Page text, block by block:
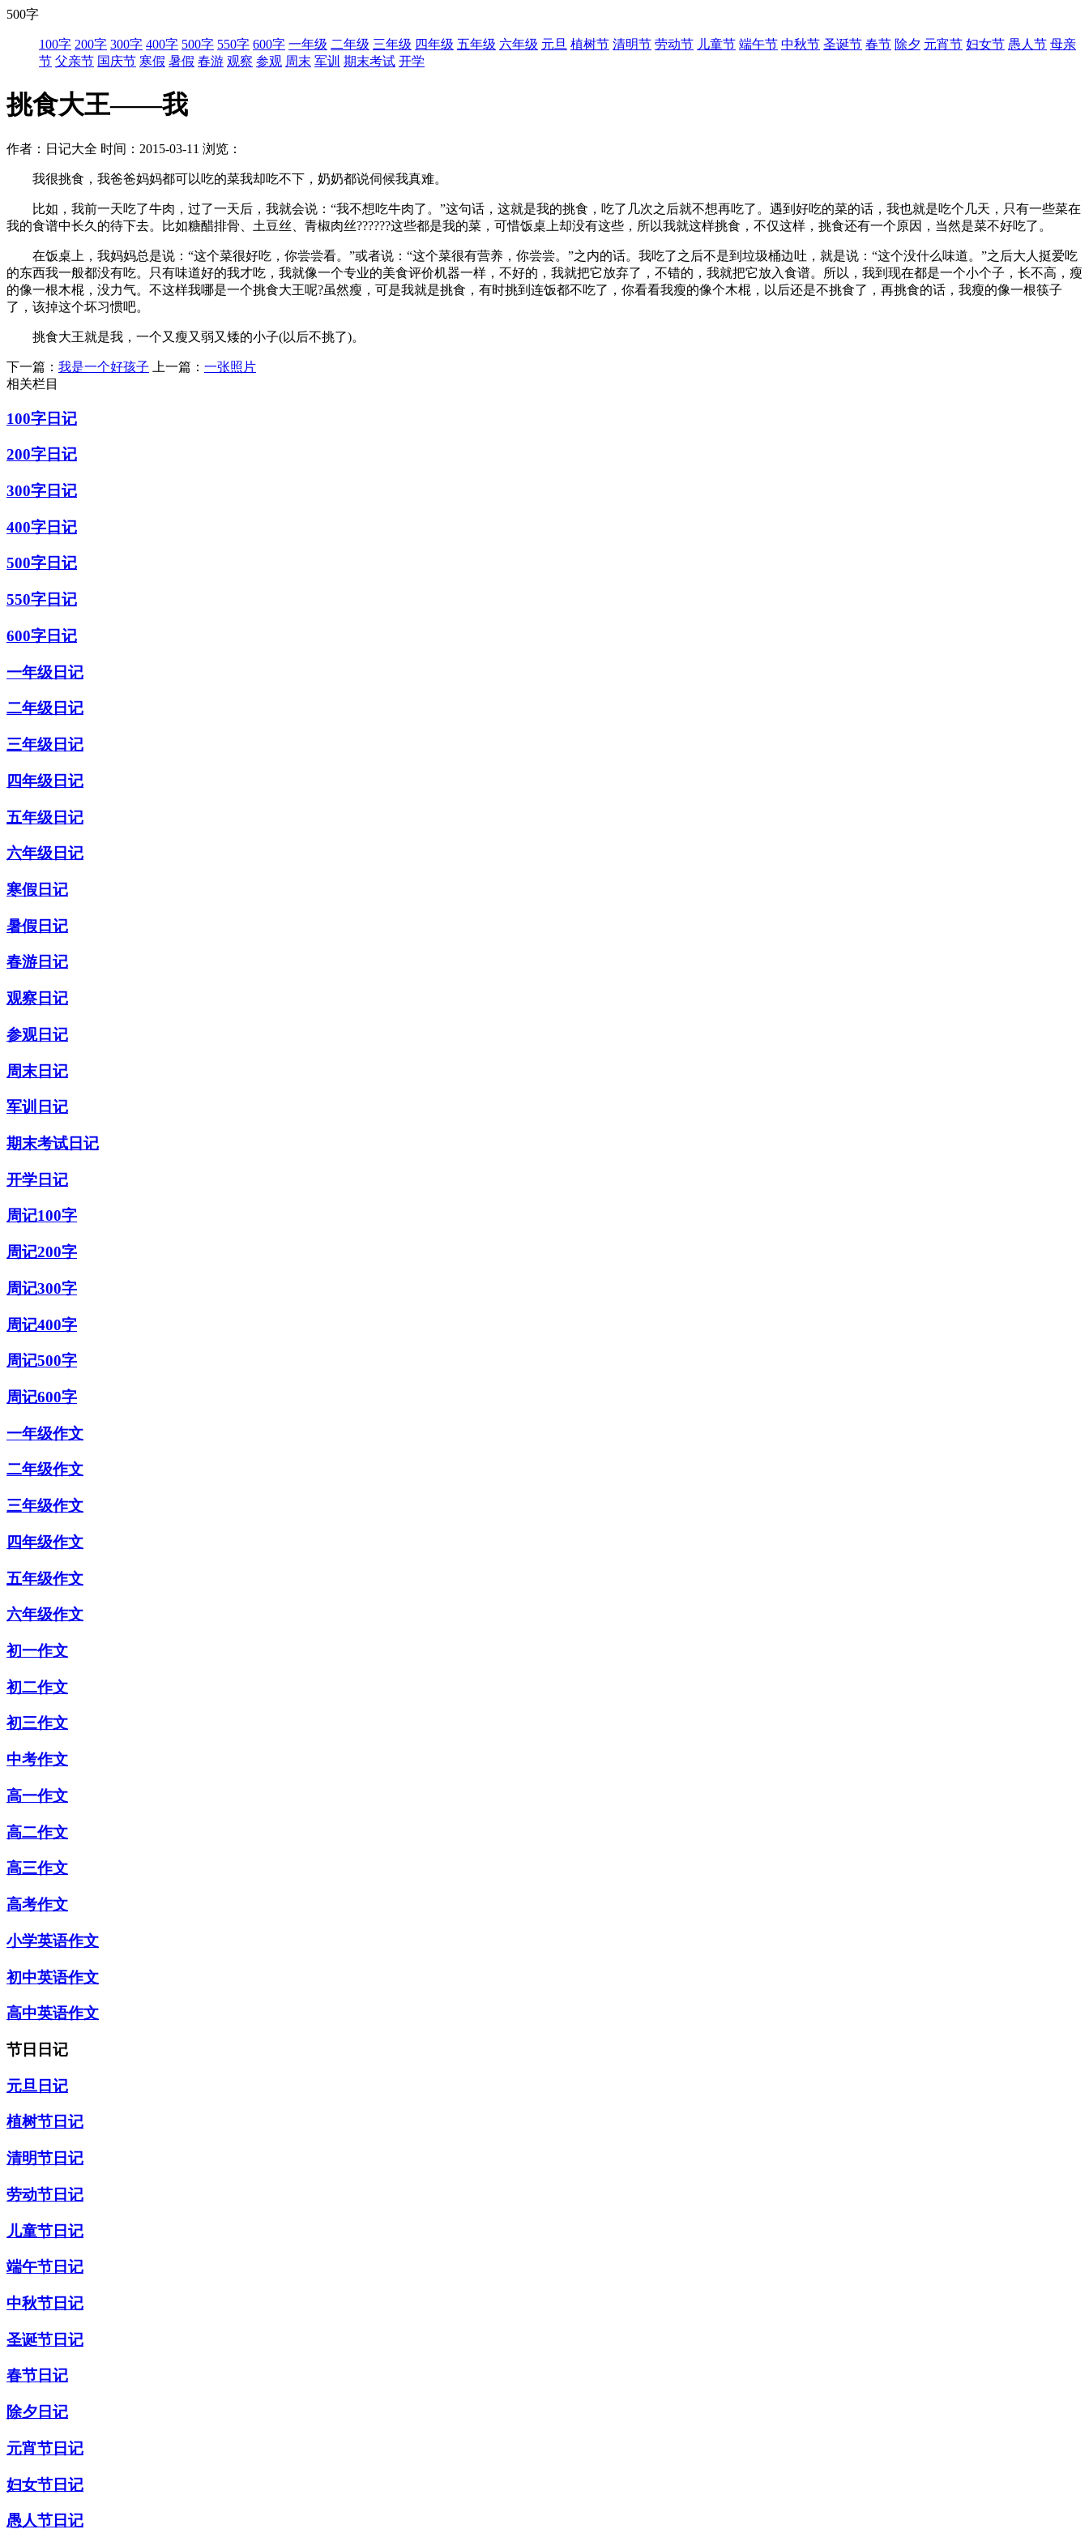
500字
100字 200字 300字 400字 500字 550字 600字 一年级 二年级 三年级 四年级 五年级 六年级 元旦 植树节 清明节 劳动节 儿童节 端午节 中秋节 圣诞节 春节 除夕 元宵节 妇女节 愚人节 母亲
节 父亲节 国庆节 寒假 暑假 春游 观察 参观 周末 军训 期末考试 开学
挑食大王——我
作者：日记大全 时间：2015-03-11 浏览：
我很挑食，我爸爸妈妈都可以吃的菜我却吃不下，奶奶都说伺候我真难。
比如，我前一天吃了牛肉，过了一天后，我就会说：“我不想吃牛肉了。”这句话，这就是我的挑食，吃了几次之后就不想再吃了。遇到好吃的菜的话，我也就是吃个几天，只有一些菜在
我的食谱中长久的待下去。比如糖醋排骨、土豆丝、青椒肉丝??????这些都是我的菜，可惜饭桌上却没有这些，所以我就这样挑食，不仅这样，挑食还有一个原因，当然是菜不好吃了。
在饭桌上，我妈妈总是说：“这个菜很好吃，你尝尝看。”或者说：“这个菜很有营养，你尝尝。”之内的话。我吃了之后不是到垃圾桶边吐，就是说：“这个没什么味道。”之后大人挺爱吃
的东西我一般都没有吃。只有味道好的我才吃，我就像一个专业的美食评价机器一样，不好的，我就把它放弃了，不错的，我就把它放入食谱。所以，我到现在都是一个小个子，长不高，瘦
的像一根木棍，没力气。不这样我哪是一个挑食大王呢?虽然瘦，可是我就是挑食，有时挑到连饭都不吃了，你看看我瘦的像个木棍，以后还是不挑食了，再挑食的话，我瘦的像一根筷子
了，该掉这个坏习惯吧。
挑食大王就是我，一个又瘦又弱又矮的小子(以后不挑了)。
下一篇： 我是一个好孩子 上一篇： 一张照片
相关栏目
100字日记
200字日记
300字日记
400字日记
500字日记
550字日记
600字日记
一年级日记
二年级日记
三年级日记
四年级日记
五年级日记
六年级日记
寒假日记
暑假日记
春游日记
观察日记
参观日记
周末日记
军训日记
期末考试日记
开学日记
周记100字
周记200字
周记300字
周记400字
周记500字
周记600字
一年级作文
二年级作文
三年级作文
四年级作文
五年级作文
六年级作文
初一作文
初二作文
初三作文
中考作文
高一作文
高二作文
高三作文
高考作文
小学英语作文
初中英语作文
高中英语作文
节日日记
元旦日记
植树节日记
清明节日记
劳动节日记
儿童节日记
端午节日记
中秋节日记
圣诞节日记
春节日记
除夕日记
元宵节日记
妇女节日记
愚人节日记